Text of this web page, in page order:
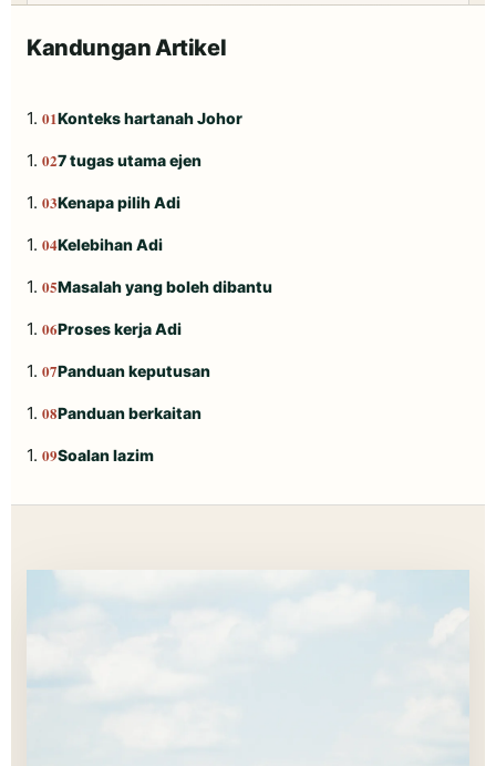
Kandungan Artikel
Konteks hartanah Johor
7 tugas utama ejen
Kenapa pilih Adi
Kelebihan Adi
Masalah yang boleh dibantu
Proses kerja Adi
Panduan keputusan
Panduan berkaitan
Soalan lazim